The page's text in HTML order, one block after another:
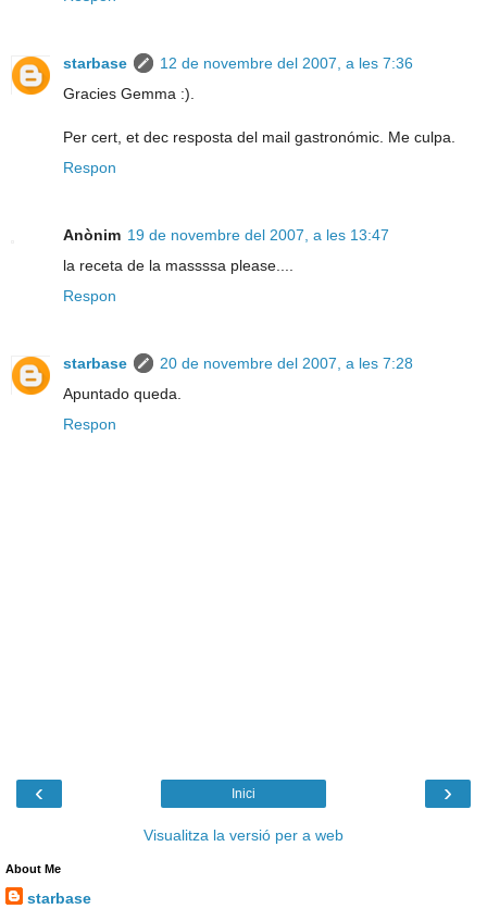
starbase
12 de novembre del 2007, a les 7:36
Gracies Gemma :).
Per cert, et dec resposta del mail gastronómic. Me culpa.
Respon
Anònim 19 de novembre del 2007, a les 13:47
la receta de la massssa please....
Respon
starbase
20 de novembre del 2007, a les 7:28
Apuntado queda.
Respon
‹ ›
Inici
Visualitza la versió per a web
About Me
starbase